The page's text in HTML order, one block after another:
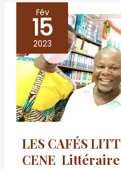
Fév
15
2023
LES CAFÉS
CENE
CAFÉS
LITTÉRAIRES
DE
LA
CENE
Littéraire
au
BENIN